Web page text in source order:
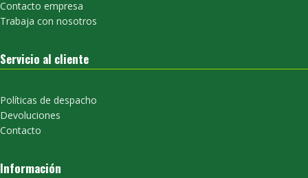
Contacto empresa
Trabaja con nosotros
Servicio al cliente
Políticas de despacho
Devoluciones
Contacto
Información